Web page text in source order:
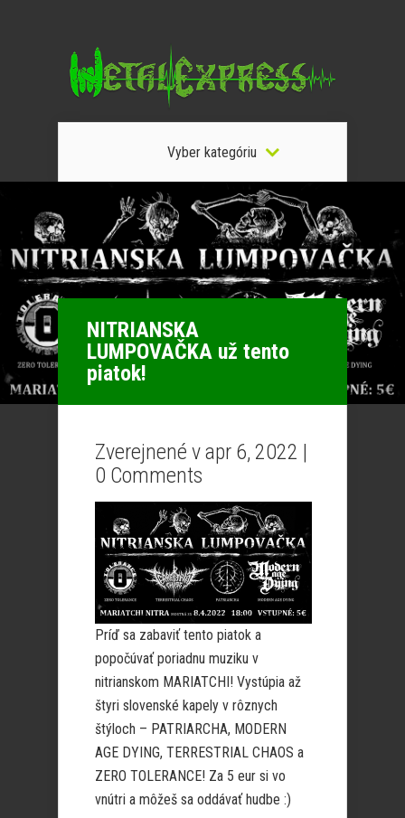
Vyber kategóriu
NITRIANSKA
LUMPOVAČKA už tento
piatok!
Zverejnené v apr 6, 2022 |
0 Comments
Príď sa zabaviť tento piatok a
popočúvať poriadnu muziku v
nitrianskom MARIATCHI! Vystúpia až
štyri slovenské kapely v rôznych
štýloch – PATRIARCHA, MODERN
AGE DYING, TERRESTRIAL CHAOS a
ZERO TOLERANCE! Za 5 eur si vo
vnútri a môžeš sa oddávať hudbe :)